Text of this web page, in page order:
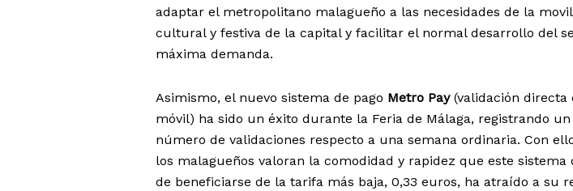
adaptar el metropolitano malagueño a las necesidades de la
cultural y festiva de la capital y facilitar el normal desarrollo del
máxima demanda.
Asimismo, el nuevo sistema de pago Metro Pay (validación
móvil) ha sido un éxito durante la Feria de Málaga, registrando
número de validaciones respecto a una semana ordinaria. Con
los malagueños valoran la comodidad y rapidez que este sistema
de beneficiarse de la tarifa más baja, 0,33 euros, ha atraído a su